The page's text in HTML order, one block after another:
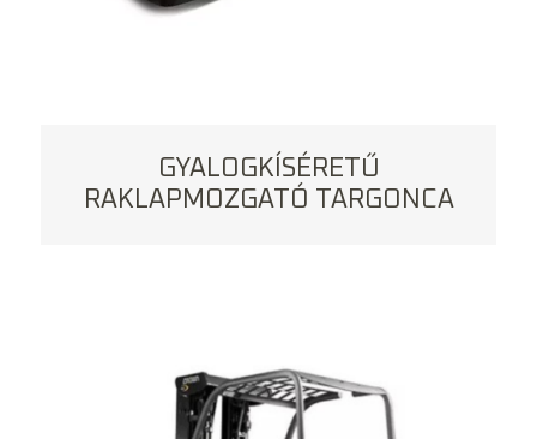
GYALOGKÍSÉRETŰ
RAKLAPMOZGATÓ TARGONCA